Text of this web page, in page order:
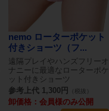
nemo ローターポケット
付きショーツ（フ...
遠隔プレイやハンズフリーオ
ナニーに最適なローターポケ
ット付きショーツ
参考上代 1,300円
（税抜）
卸価格：会員様のみ公開